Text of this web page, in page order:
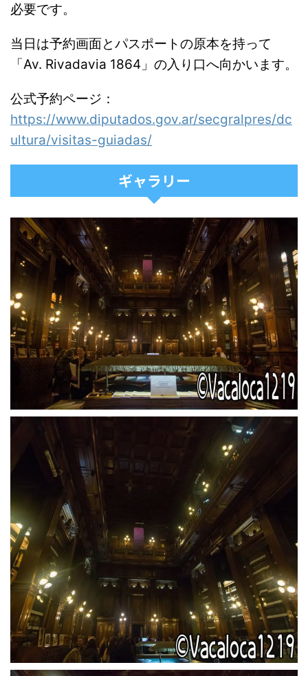
必要です。
当日は予約画面とパスポートの原本を持って
「Av. Rivadavia 1864」の入り口へ向かいます。
公式予約ページ：
https://www.diputados.gov.ar/secgralpres/dc
ultura/visitas-guiadas/
ギャラリー